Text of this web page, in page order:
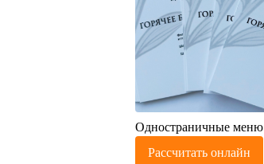
Одностраничные меню
Рассчитать онлайн